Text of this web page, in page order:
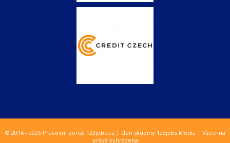
© 2016 - 2025 Pracovní portál 123jobs.cz | člen skupiny 123jobs Media | Všechna
práva vyhrazena